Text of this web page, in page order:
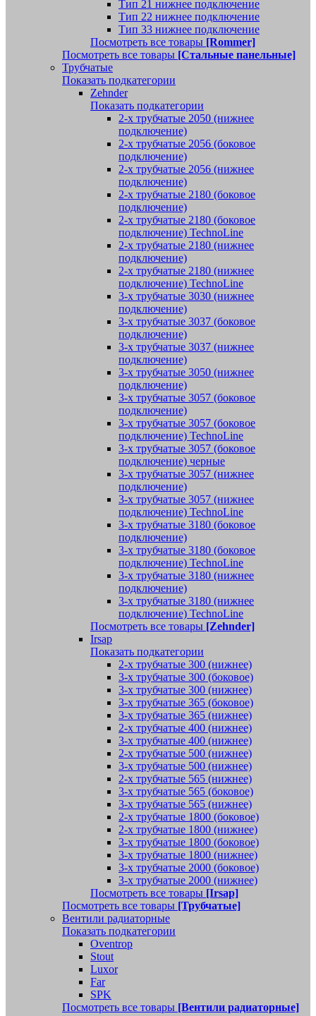
Тип 21 нижнее подключение
Тип 22 нижнее подключение
Тип 33 нижнее подключение
Посмотреть все товары [Rommer]
Посмотреть все товары [Стальные панельные]
Трубчатые
Показать подкатегории
Zehnder
Показать подкатегории
2-х трубчатые 2050 (нижнее
подключение)
2-х трубчатые 2056 (боковое
подключение)
2-х трубчатые 2056 (нижнее
подключение)
2-х трубчатые 2180 (боковое
подключение)
2-х трубчатые 2180 (боковое
подключение) TechnoLine
2-х трубчатые 2180 (нижнее
подключение)
2-х трубчатые 2180 (нижнее
подключение) TechnoLine
3-х трубчатые 3030 (нижнее
подключение)
3-х трубчатые 3037 (боковое
подключение)
3-х трубчатые 3037 (нижнее
подключение)
3-х трубчатые 3050 (нижнее
подключение)
3-х трубчатые 3057 (боковое
подключение)
3-х трубчатые 3057 (боковое
подключение) TechnoLine
3-х трубчатые 3057 (боковое
подключение) черные
3-х трубчатые 3057 (нижнее
подключение)
3-х трубчатые 3057 (нижнее
подключение) TechnoLine
3-х трубчатые 3180 (боковое
подключение)
3-х трубчатые 3180 (боковое
подключение) TechnoLine
3-х трубчатые 3180 (нижнее
подключение)
3-х трубчатые 3180 (нижнее
подключение) TechnoLine
Посмотреть все товары [Zehnder]
Irsap
Показать подкатегории
2-х трубчатые 300 (нижнее)
3-х трубчатые 300 (боковое)
3-х трубчатые 300 (нижнее)
3-х трубчатые 365 (боковое)
3-х трубчатые 365 (нижнее)
2-х трубчатые 400 (нижнее)
3-х трубчатые 400 (нижнее)
2-х трубчатые 500 (нижнее)
3-х трубчатые 500 (нижнее)
2-х трубчатые 565 (нижнее)
3-х трубчатые 565 (боковое)
3-х трубчатые 565 (нижнее)
2-х трубчатые 1800 (боковое)
2-х трубчатые 1800 (нижнее)
3-х трубчатые 1800 (боковое)
3-х трубчатые 1800 (нижнее)
3-х трубчатые 2000 (боковое)
3-х трубчатые 2000 (нижнее)
Посмотреть все товары [Irsap]
Посмотреть все товары [Трубчатые]
Вентили радиаторные
Показать подкатегории
Oventrop
Stout
Luxor
Far
SPK
Посмотреть все товары [Вентили радиаторные]